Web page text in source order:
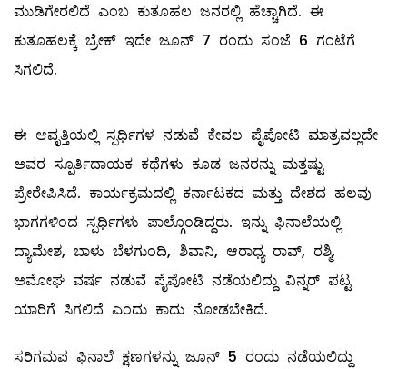
ಮುಡಿಗೇರಲಿದೆ ಎಂಬ ಕುತೂಹಲ ಜನರಲ್ಲಿ ಹೆಚ್ಚಾಗಿದೆ. ಈ
ಕುತೂಹಲಕ್ಕೆ ಬ್ರೇಕ್ ಇದೇ ಜೂನ್ 7 ರಂದು ಸಂಜೆ 6 ಗಂಟೆಗೆ
ಸಿಗಲಿದೆ.
ಈ ಆವೃತ್ತಿಯಲ್ಲಿ ಸ್ಪರ್ಧಿಗಳ ನಡುವೆ ಕೇವಲ ಪೈಪೋಟಿ ಮಾತ್ರವಲ್ಲದೇ
ಅವರ ಸ್ಪೂರ್ತಿದಾಯಕ ಕಥೆಗಳು ಕೂಡ ಜನರನ್ನು ಮತ್ತಷ್ಟು
ಪ್ರೇರೇಪಿಸಿದೆ. ಕಾರ್ಯಕ್ರಮದಲ್ಲಿ ಕರ್ನಾಟಕದ ಮತ್ತು ದೇಶದ ಹಲವು
ಭಾಗಗಳಿಂದ ಸ್ಪರ್ಧಿಗಳು ಪಾಲ್ಗೊಂಡಿದ್ದರು. ಇನ್ನು ಫಿನಾಲೆಯಲ್ಲಿ
ದ್ಯಾಮೇಶ, ಬಾಳು ಬೆಳಗುಂದಿ, ಶಿವಾನಿ, ಆರಾಧ್ಯ ರಾವ್, ರಶ್ಮಿ,
ಅಮೋಘ ವರ್ಷ ನಡುವೆ ಪೈಪೋಟಿ ನಡೆಯಲಿದ್ದು ವಿನ್ನರ್ ಪಟ್ಟ
ಯಾರಿಗೆ ಸಿಗಲಿದೆ ಎಂದು ಕಾದು ನೋಡಬೇಕಿದೆ.
ಸರಿಗಮಪ ಫಿನಾಲೆ ಕ್ಷಣಗಳನ್ನು ಜೂನ್ 5 ರಂದು ನಡೆಯಲಿದ್ದು